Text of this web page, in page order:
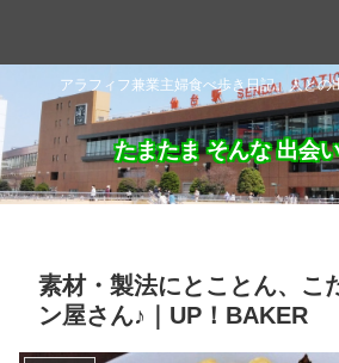
アラフィフ兼業主婦食べ歩き日記。人との
たまたま そんな 出会
素材・製法にとことん、こ
ン屋さん♪｜UP！BAKER